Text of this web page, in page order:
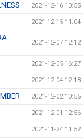
2021-12-16 10:55
2021-12-15 11:04
2021-12-07 12:12
2021-12-05 16:27
2021-12-04 12:18
2021-12-02 10:55
2021-12-01 12:56
2021-11-24 11:52